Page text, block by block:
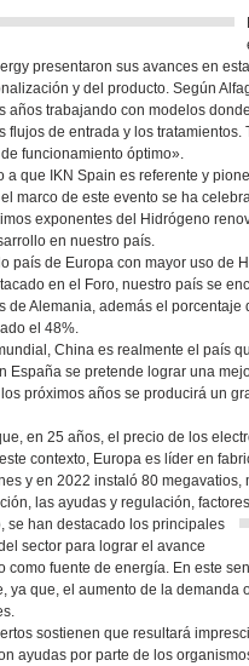
presentaron sus avances en
y del producto. Según
años trabajando con modelos
flujos de entrada y los
funcionamiento óptimo».
a que IKN Spain es referente y
marco de este evento se ha
exponentes del Hidrógeno
en nuestro país.
país de Europa con mayor uso de
en el Foro, nuestro país se
de Alemania, además el
el 48%.
China es realmente el país
España se pretende lograr una
próximos años se producirá un
en 25 años, el precio de los
contexto, Europa es líder en
y en 2022 instaló 80 megavatios,
las ayudas y regulación,
se han destacado los principales
sector para lograr el avance
como fuente de energía. En este
ya que, el aumento de la
sostienen que resultará
ayudas por parte de los